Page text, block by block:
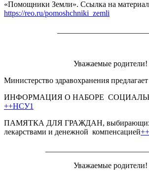
«Помощники Земли». Ссылка на
https://reo.ru/pomoshchniki_zemli
Уважаемые родители!
Министерство здравохранения
ИНФОРМАЦИЯ О НАБОРЕ
++НСУ1
ПАМЯТКА ДЛЯ ГРАЖДАН,
лекарствами и денежной компенсацией
Уважаемые родители!